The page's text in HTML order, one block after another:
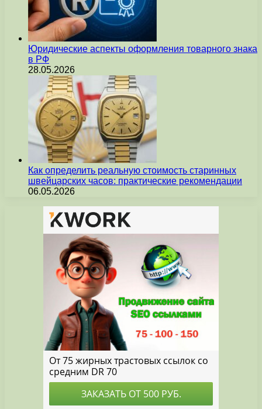
Юридические аспекты оформления товарного знака
в РФ
28.05.2026
Как определить реальную стоимость старинных
швейцарских часов: практические рекомендации
06.05.2026